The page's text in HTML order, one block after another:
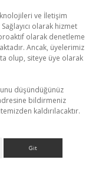
ve İletişim
olarak hizmet
olarak denetleme
Ancak, üyelerimiz
olup, siteye üye olarak
düşündüğünüz
bildirmeniz
kaldırılacaktır.